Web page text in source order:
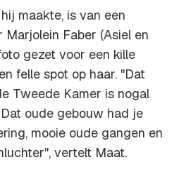
maakte, is van een
Faber (Asiel en
gezet voor een kille
felle spot op haar. "Dat
Tweede Kamer is nogal
oude gebouw had je
mooie oude gangen en
vertelt Maat.